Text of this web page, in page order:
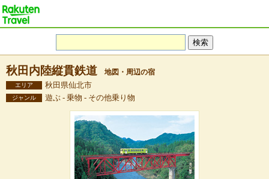
秋田内陸縦貫鉄道 地図・周辺の宿
エリア 秋田県仙北市
ジャンル 遊ぶ - 乗物 - その他乗り物